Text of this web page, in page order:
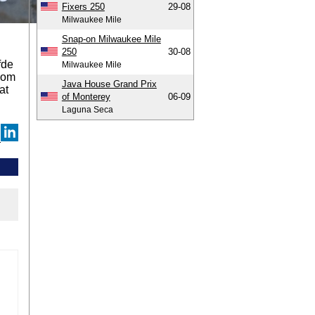
Fixers 250
Milwaukee Mile
29-08
Snap-on Milwaukee Mile
250
Milwaukee Mile
30-08
Java House Grand Prix
of Monterey
Laguna Seca
06-09